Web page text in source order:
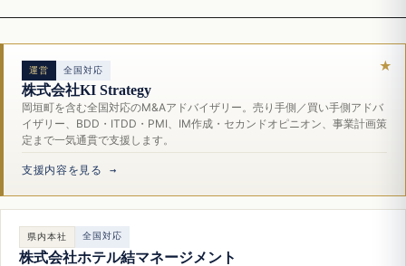
運営 全国対応
株式会社KI Strategy
岡垣町を含む全国対応のM&Aアドバイザリー。売り手側／買い手側アドバ
イザリー、BDD・ITDD・PMI、IM作成・セカンドオピニオン、事業計画策
定まで一気通貫で支援します。
支援内容を見る →
県内本社 全国対応
株式会社ホテル結マネージメント